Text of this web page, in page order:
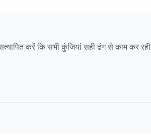
करें कि सभी कुंजियां सही ढंग से काम कर रही